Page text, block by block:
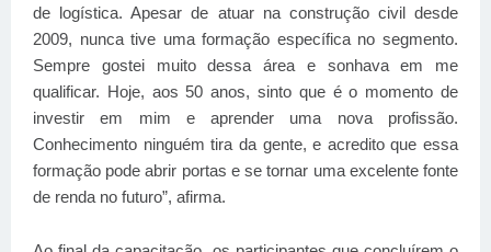
de logística. Apesar de atuar na construção civil desde
2009, nunca tive uma formação específica no segmento.
Sempre gostei muito dessa área e sonhava em me
qualificar. Hoje, aos 50 anos, sinto que é o momento de
investir em mim e aprender uma nova profissão.
Conhecimento ninguém tira da gente, e acredito que essa
formação pode abrir portas e se tornar uma excelente fonte
de renda no futuro”, afirma.